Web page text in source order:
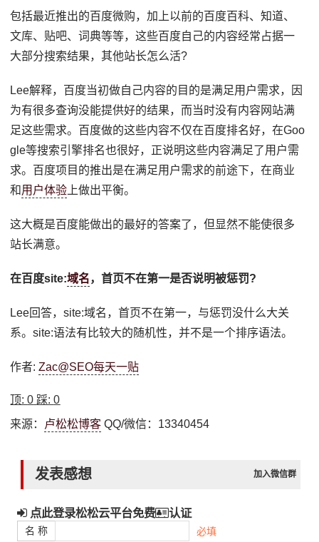
包括最近推出的百度微购，加上以前的百度百科、知道、
文库、贴吧、词典等等，这些百度自己的内容经常占据一
大部分搜索结果，其他站长怎么活?
Lee解释，百度当初做自己内容的目的是满足用户需求，因
为有很多查询没能提供好的结果，而当时没有内容网站满
足这些需求。百度做的这些内容不仅在百度排名好，在Goo
gle等搜索引擎排名也很好，正说明这些内容满足了用户需
求。百度项目的推出是在满足用户需求的前途下，在商业
和用户体验 上做出平衡。
这大概是百度能做出的最好的答案了，但显然不能使很多
站长满意。
在百度site:域名，首页不在第一是否说明被惩罚?
Lee回答，site:域名，首页不在第一，与惩罚没什么大关
系。site:语法有比较大的随机性，并不是一个排序语法。
作者:Zac@SEO每天一贴
顶:0 踩:0
来源： 卢松松博客 QQ/微信：13340454
发表感想 加入微信群
点此登录松松云平台免费 认证
名 称 必填